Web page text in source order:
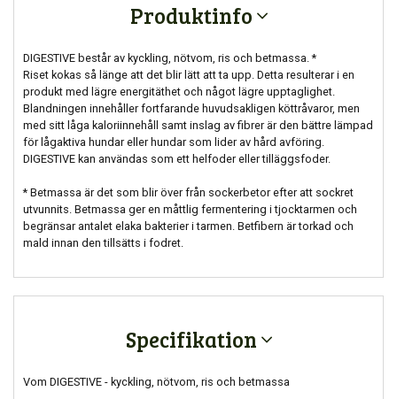
Produktinfo
DIGESTIVE består av kyckling, nötvom, ris och betmassa. *
Riset kokas så länge att det blir lätt att ta upp. Detta resulterar i en
produkt med lägre energitäthet och något lägre upptaglighet.
Blandningen innehåller fortfarande huvudsakligen köttråvaror, men
med sitt låga kaloriinnehåll samt inslag av fibrer är den bättre lämpad
för lågaktiva hundar eller hundar som lider av hård avföring.
DIGESTIVE kan användas som ett helfoder eller tilläggsfoder.
* Betmassa är det som blir över från sockerbetor efter att sockret
utvunnits. Betmassa ger en måttlig fermentering i tjocktarmen och
begränsar antalet elaka bakterier i tarmen. Betfibern är torkad och
mald innan den tillsätts i fodret.
Specifikation
Vom DIGESTIVE - kyckling, nötvom, ris och betmassa